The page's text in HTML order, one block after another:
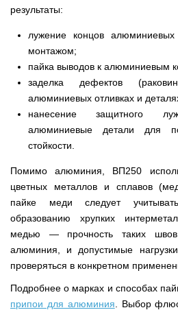
результаты:
лужение концов
монтажом;
пайка выводов к алюминиевым
заделка дефектов
алюминиевых отливках и
нанесение защитного
алюминиевые детали для
стойкости.
Помимо алюминия, ВП250
цветных металлов и сплавов
пайке меди следует
образованию хрупких
медью — прочность таких
алюминия, и допустимые
проверяться в конкретном
Подробнее о марках и способах
припои для алюминия . Выбор